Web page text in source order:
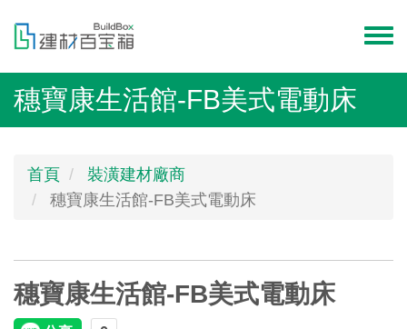
內
menu
穗寶康生活館-FB美式電動床
首頁
裝潢建材廠商
穗寶康生活館-FB美式電動床
穗寶康生活館-FB美式電動床